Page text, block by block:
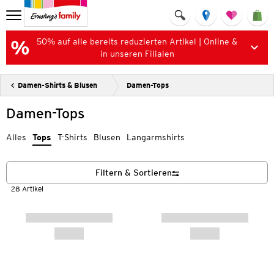
50% auf alle bereits reduzierten Artikel | Online &
in unseren Filialen
Damen-Shirts & Blusen Damen-Tops
Damen-Tops
Alles Tops T-Shirts Blusen Langarmshirts
28 Artikel
Filtern & Sortieren